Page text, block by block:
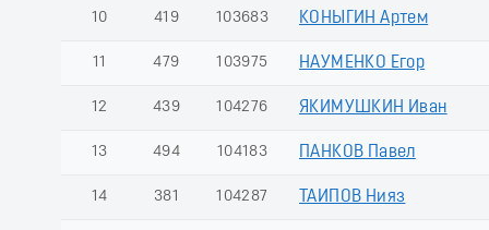
10 419 103683 КОНЫГИН Артем
11 479 103975 НАУМЕНКО Егор
12 439 104276 ЯКИМУШКИН Иван
13 494 104183 ПАНКОВ Павел
14 381 104287 ТАИПОВ Нияз